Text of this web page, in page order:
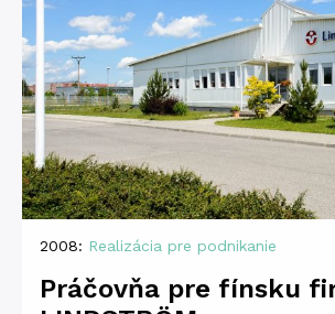
2008: Realizácia pre podnikanie
Práčovňa pre fínsku